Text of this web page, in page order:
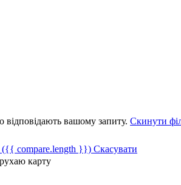
відповідають вашому запиту. Скинути
({{ compare.length }}) Скасувати
карту